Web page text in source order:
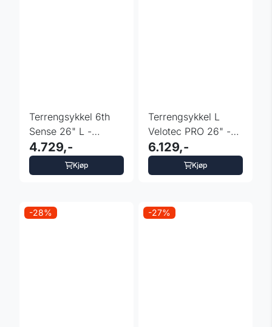
Terrengsykkel 6th
Sense 26" L -
fargevalg
4.729,-
Kjøp
Terrengsykkel L
Velotec PRO 26" -
fargevalg
6.129,-
Kjøp
-28% -27%